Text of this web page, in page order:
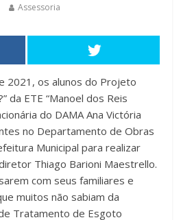
Assessoria
2021, os alunos do Projeto
da ETE “Manoel dos Reis
do DAMA Ana Victória
no Departamento de Obras
Municipal para realizar
Thiago Barioni Maestrello.
com seus familiares e
muitos não sabiam da
Tratamento de Esgoto